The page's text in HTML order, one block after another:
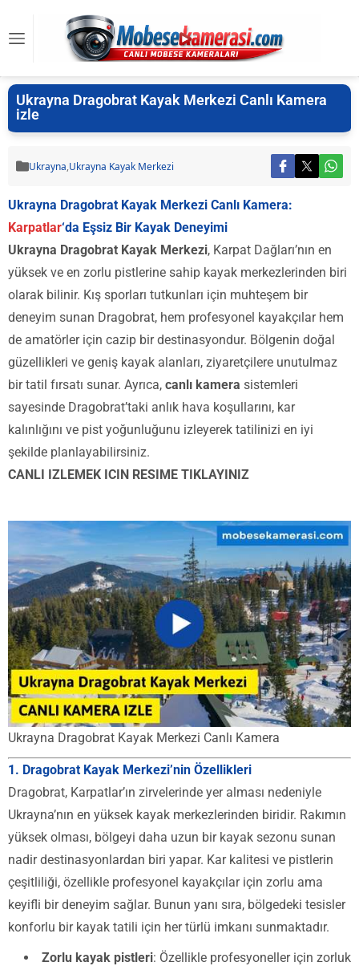
Ukrayna Dragobrat Kayak Merkezi Canlı Kamera
izle
Ukrayna,Ukrayna Kayak Merkezi
Ukrayna Dragobrat Kayak Merkezi Canlı Kamera:
Karpatlar‘da Eşsiz Bir Kayak Deneyimi
Ukrayna Dragobrat Kayak Merkezi, Karpat Dağları’nın en
yüksek ve en zorlu pistlerine sahip kayak merkezlerinden biri
olarak bilinir. Kış sporları tutkunları için muhteşem bir
deneyim sunan Dragobrat, hem profesyonel kayakçılar hem
de amatörler için cazip bir destinasyondur. Bölgenin doğal
güzellikleri ve geniş kayak alanları, ziyaretçilere unutulmaz
bir tatil fırsatı sunar. Ayrıca, canlı kamera sistemleri
sayesinde Dragobrat’taki anlık hava koşullarını, kar
kalınlığını ve pist yoğunluğunu izleyerek tatilinizi en iyi
şekilde planlayabilirsiniz.
CANLI IZLEMEK ICIN RESIME TIKLAYINIZ
Ukrayna Dragobrat Kayak Merkezi Canlı Kamera
1. Dragobrat Kayak Merkezi’nin Özellikleri
Dragobrat, Karpatlar’ın zirvelerinde yer alması nedeniyle
Ukrayna’nın en yüksek kayak merkezlerinden biridir. Rakımın
yüksek olması, bölgeyi daha uzun bir kayak sezonu sunan
nadir destinasyonlardan biri yapar. Kar kalitesi ve pistlerin
çeşitliliği, özellikle profesyonel kayakçılar için zorlu ama
keyifli bir deneyim sağlar. Bunun yanı sıra, bölgedeki tesisler
konforlu bir kayak tatili için her türlü imkanı sunmaktadır.
Zorlu kayak pistleri: Özellikle profesyoneller için zorluk